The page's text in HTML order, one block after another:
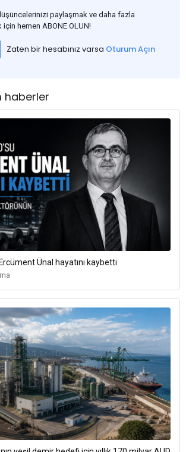
paylaşmak ve daha fazla
hemen ABONE OLUN!
Zaten bir hesabınız varsa Oturum Açın
haberler
Ünal hayatını kaybetti